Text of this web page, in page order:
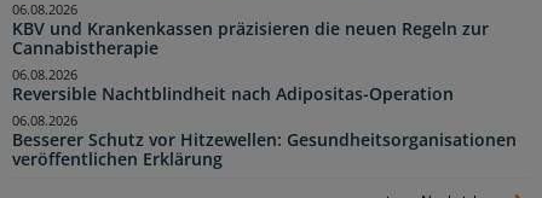
KBV und Krankenkassen präzisieren die neuen Regeln zur
Cannabistherapie
06.08.2026
Reversible Nachtblindheit nach Adipositas-Operation
06.08.2026
Besserer Schutz vor Hitzewellen: Gesundheitsorganisationen
veröffentlichen Erklärung
06.08.2026